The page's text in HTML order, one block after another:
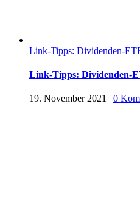
Link-Tipps: Dividenden-
Link-Tipps: Dividenden-
19. November 2021 | 0